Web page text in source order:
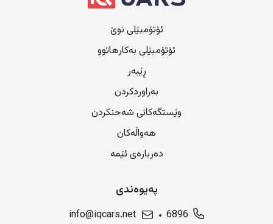
ئۆتۆمبێلی نوێ
ئۆتۆمبێلی بەکارهاتوو
ڕێبەر
بەراوردکردن
وێستگەکانی شەحنکردن
هەواڵەکان
دەربارەی ئێمە
پەیوەندی
6896
info@iqcars.net